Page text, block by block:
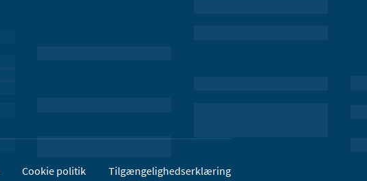
Cookie politik Tilgængelighedserklæring